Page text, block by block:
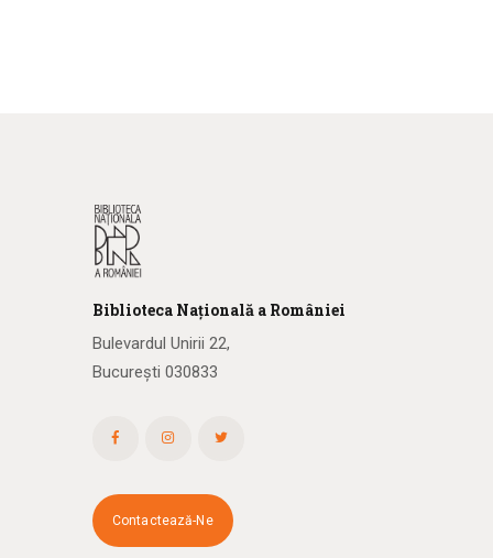
Biblioteca Națională a României
Bulevardul Unirii 22,
București 030833
Contactează-Ne